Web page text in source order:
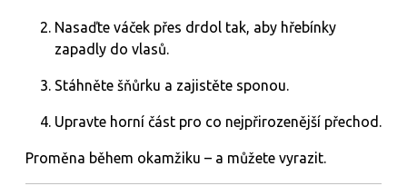
Nasaďte váček přes drdol tak, aby hřebínky
zapadly do vlasů.
Stáhněte šňůrku a zajistěte sponou.
Upravte horní část pro co nejpřirozenější přechod.
Proměna během okamžiku – a můžete vyrazit.